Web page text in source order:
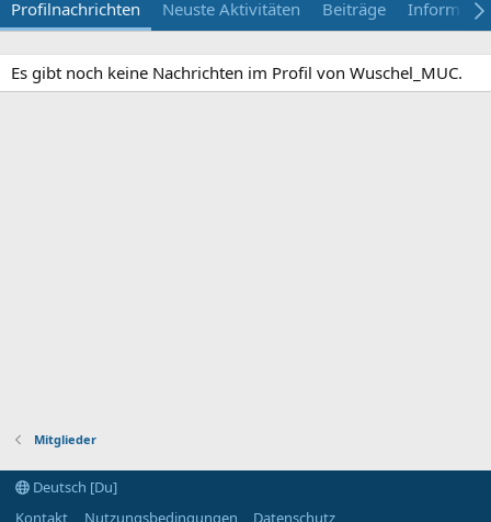
Profilnachrichten Neuste Aktivitäten Beiträge
Es gibt noch keine Nachrichten im Profil von Wuschel_MUC.
Mitglieder
Deutsch [Du]
Kontakt
Nutzungsbedingungen Datenschutz